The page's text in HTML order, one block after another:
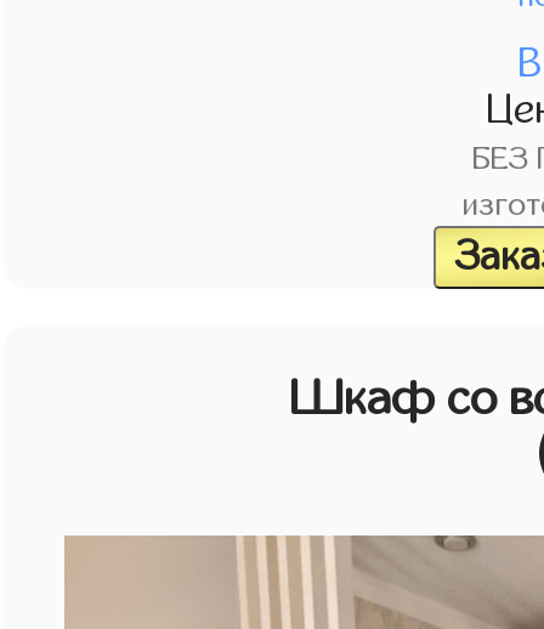
БЕЗ
Шкаф со